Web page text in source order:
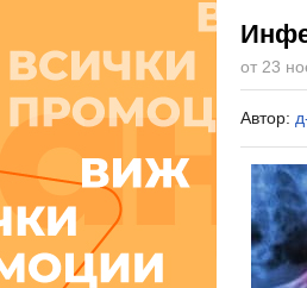
от 23
Автор: